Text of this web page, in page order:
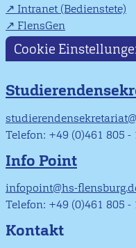
Intranet (Bedienstete)
FlensGen
Cookie
Telefon: +49 (0)461 805 -
Info Point
infopoint@hs-
Telefon: +49 (0)461 805 -
Kontakt